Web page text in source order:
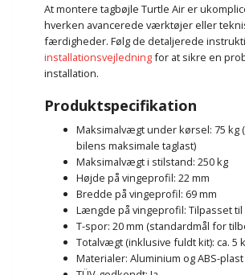
At montere tagbøjle Turtle Air er
hverken avancerede værktøjer eller
færdigheder. Følg de detaljerede
installationsvejledningfor at sikre en
installation.
Produktspecifikation
Maksimalvægt under kørsel: 75 kg
bilens maksimale taglast)
Maksimalvægt i stilstand: 250 kg
Højde på vingeprofil: 22 mm
Bredde på vingeprofil: 69 mm
Længde på vingeprofil: Tilpasset
T-spor: 20 mm (standardmål for
Totalvægt (inklusive fuldt kit): ca. 5
Materialer: Aluminium og ABS-plast